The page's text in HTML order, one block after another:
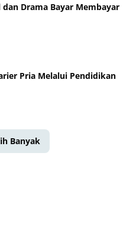
Drama Bayar Membayar
Pria Melalui Pendidikan
Banyak